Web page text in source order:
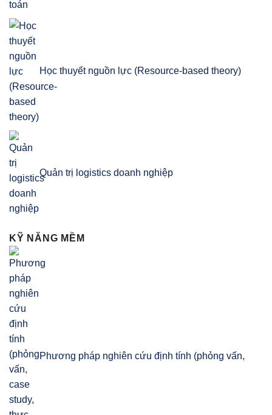
Học thuyết nguồn lực (Resource-based theory)
Quản trị logistics doanh nghiệp
KỸ NĂNG MỀM
Phương pháp nghiên cứu định tính (phỏng vấn,